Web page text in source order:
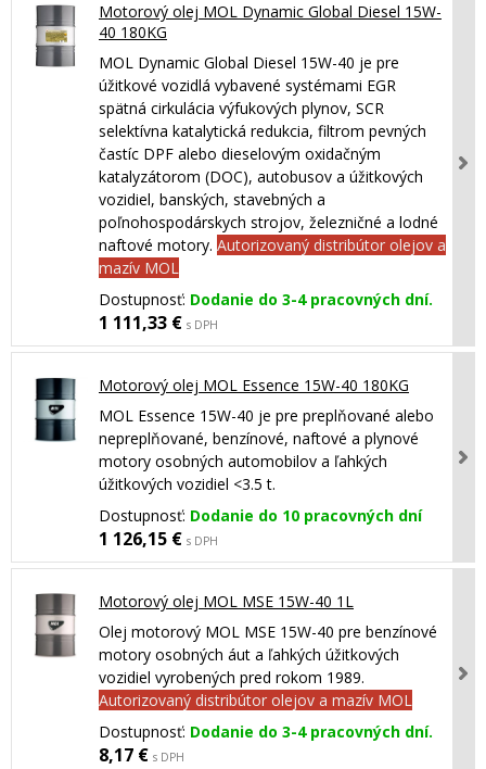
Motorový olej MOL Dynamic Global Diesel 15W-
40 180KG
MOL Dynamic Global Diesel 15W-40 je pre
úžitkové vozidlá vybavené systémami EGR
spätná cirkulácia výfukových plynov, SCR
selektívna katalytická redukcia, filtrom pevných
častíc DPF alebo dieselovým oxidačným
katalyzátorom (DOC), autobusov a úžitkových
vozidiel, banských, stavebných a
poľnohospodárskych strojov, železničné a lodné
naftové motory. Autorizovaný distribútor olejov a
mazív MOL
Dostupnosť: Dodanie do 3-4 pracovných dní.
1 111,33 € s DPH
Motorový olej MOL Essence 15W-40 180KG
MOL Essence 15W-40 je pre preplňované alebo
nepreplňované, benzínové, naftové a plynové
motory osobných automobilov a ľahkých
úžitkových vozidiel <3.5 t.
Dostupnosť: Dodanie do 10 pracovných dní
1 126,15 € s DPH
Motorový olej MOL MSE 15W-40 1L
Olej motorový MOL MSE 15W-40 pre benzínové
motory osobných áut a ľahkých úžitkových
vozidiel vyrobených pred rokom 1989.
Autorizovaný distribútor olejov a mazív MOL
Dostupnosť: Dodanie do 3-4 pracovných dní.
8,17 € s DPH